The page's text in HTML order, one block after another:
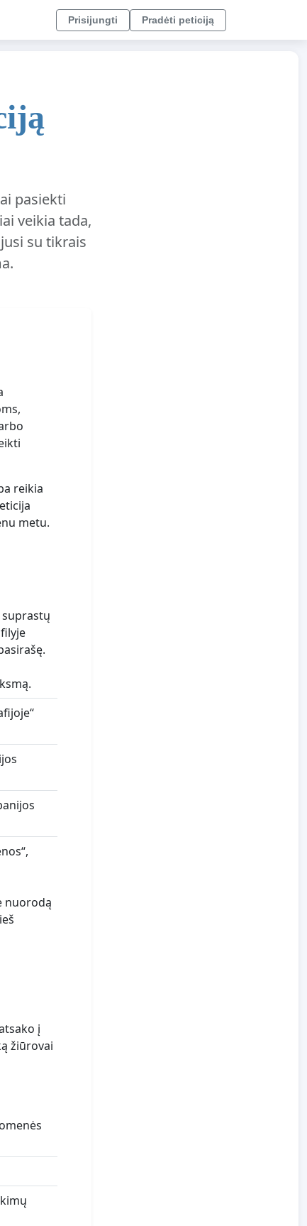
Prisijungti Pradėti peticiją
pasiekti
veikia tada,
su tikrais
reikia
metu.
nuorodą
į
žiūrovai